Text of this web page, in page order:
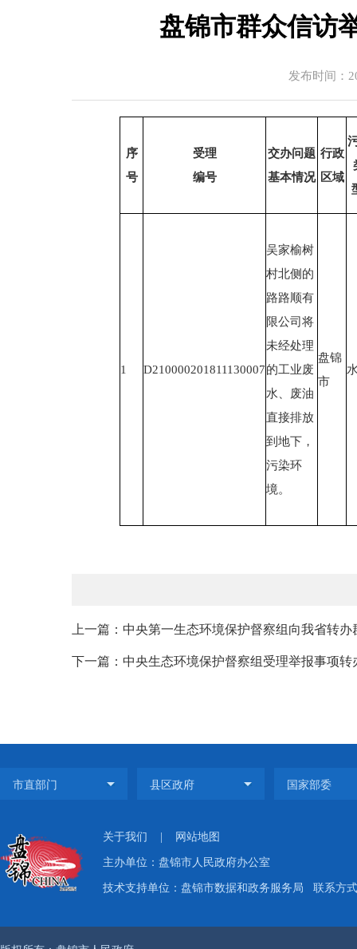
盘锦市群众信访
发布时间：
序
号
受理
编号
交办问题
基本情况
行政
区域
1 D210000201811130007
吴家榆树
村北侧的
路路顺有
限公司将
未经处理
的工业废
水、废油
直接排放
到地下，
污染环
境。
盘锦
市
上一篇：中央第一生态环境保护督察组向我省转
下一篇：中央生态环境保护督察组受理举报事项
关于我们 网站地图
主办单位：盘锦市人民政府办公室
技术支持单位：盘锦市数据和政务服务局 联系方